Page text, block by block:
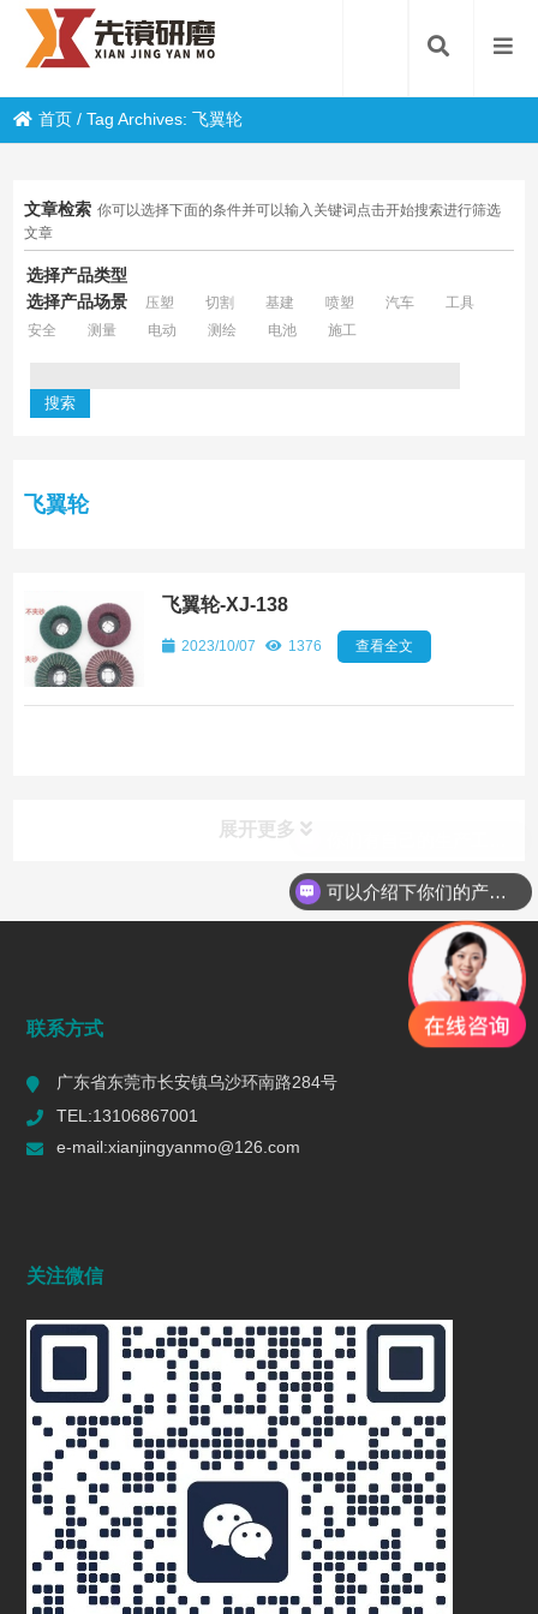
首页 /Tag Archives: 飞翼轮
文章检索 你可以选择下面的条件并可以输入关键词点击开始搜索进行筛选
文章
选择产品类型
选择产品场景
压塑 切割 基建 喷塑 汽车
工具
安全
测量 电动 测绘 电池 施工
飞翼轮
飞翼轮-XJ-138
2023/10/07 1376 查看全文
展开更多
研磨机：制药行业的精准利器
2024/12/09 1063
抛光机在机械制造行业的重要应用
2024/11/27 1371
先镜研磨：磨粒流抛光技术革新者，定义
联系方式
广东省东莞市长安镇乌沙环南路284号
TEL:13106867001
e-mail:xianjingyanmo@126.com
关注微信
可以介绍下你们的产品么